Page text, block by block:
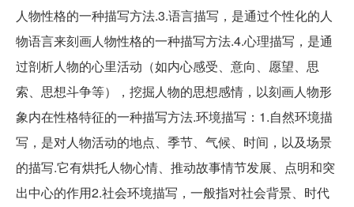
人物性格的一种描写方法.3.语言描写，是通过个性化的人
物语言来刻画人物性格的一种描写方法.4.心理描写，是通
过剖析人物的心里活动（如内心感受、意向、愿望、思
索、思想斗争等），挖掘人物的思想感情，以刻画人物形
象内在性格特征的一种描写方法.环境描写：1.自然环境描
写，是对人物活动的地点、季节、气候、时间，以及场景
的描写.它有烘托人物心情、推动故事情节发展、点明和突
出中心的作用2.社会环境描写，一般指对社会背景、时代